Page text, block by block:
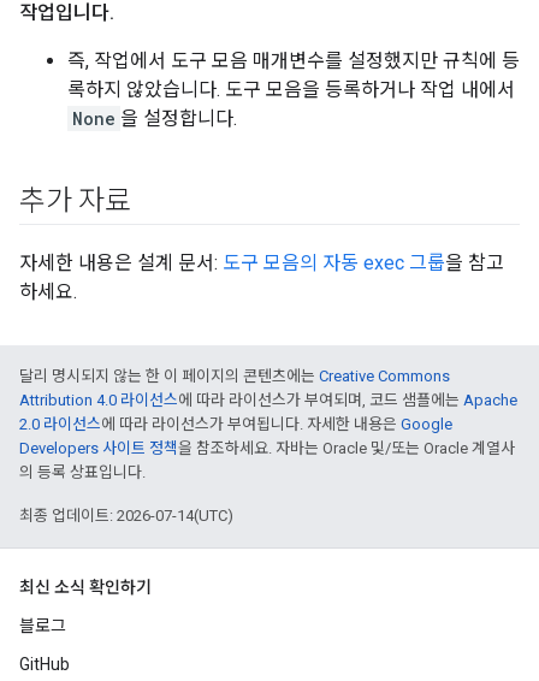
작업입니다.
즉, 작업에서 도구 모음 매개변수를 설정했지만 규칙에 등
록하지 않았습니다. 도구 모음을 등록하거나 작업 내에서
None 을 설정합니다.
추가 자료
자세한 내용은 설계 문서: 도구 모음의 자동 exec 그룹을 참고
하세요.
달리 명시되지 않는 한 이 페이지의 콘텐츠에는 Creative Commons
Attribution 4.0 라이선스에 따라 라이선스가 부여되며, 코드 샘플에는 Apache
2.0 라이선스에 따라 라이선스가 부여됩니다. 자세한 내용은 Google
Developers 사이트 정책을 참조하세요. 자바는 Oracle 및/또는 Oracle 계열사
의 등록 상표입니다.
최종 업데이트: 2026-07-14(UTC)
최신 소식 확인하기
블로그
GitHub